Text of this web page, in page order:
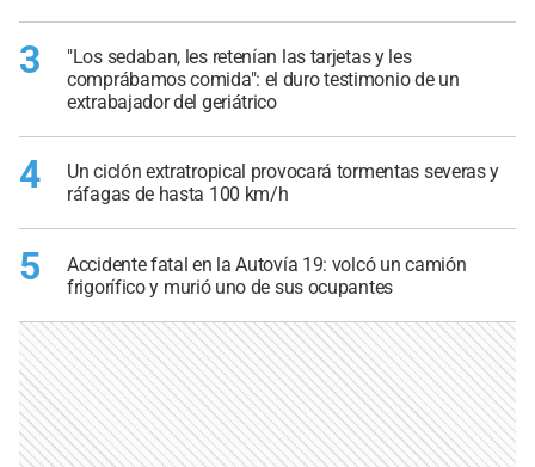
3
"Los sedaban, les retenían las tarjetas y les
comprábamos comida": el duro testimonio de un
extrabajador del geriátrico
4
Un ciclón extratropical provocará tormentas severas y
ráfagas de hasta 100 km/h
5
Accidente fatal en la Autovía 19: volcó un camión
frigorífico y murió uno de sus ocupantes